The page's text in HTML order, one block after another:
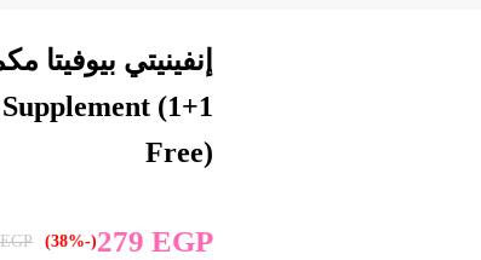
(1+1
Free)
279 EGP
(-38%)
EGP